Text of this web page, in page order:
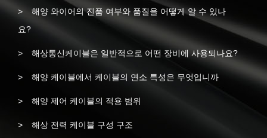
해양 와이어의 진품 여부와 품질을 어떻게 알 수 있나
요?
해상통신케이블은 일반적으로 어떤 장비에 사용되나요?
해양 케이블에서 케이블의 연소 특성은 무엇입니까
해양 제어 케이블의 적용 범위
해상 전력 케이블 구성 구조